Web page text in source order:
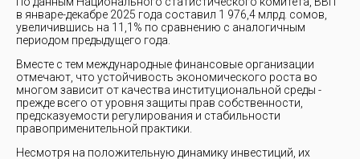
в январе-декабре 2025 года составил 1 976,4 млрд. сомов,
увеличившись на 11,1% по сравнению с аналогичным
периодом предыдущего года.
Вместе с тем международные финансовые организации
отмечают, что устойчивость экономического роста во
многом зависит от качества институциональной среды -
прежде всего от уровня защиты прав собственности,
предсказуемости регулирования и стабильности
правоприменительной практики.
Несмотря на положительную динамику инвестиций, их